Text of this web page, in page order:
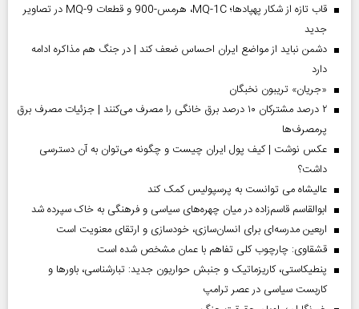
قاب تازه از شکار پهپادها؛ MQ-1C، هرمس-900 و قطعات MQ-9 در تصاویر
جدید
دشمن نباید از مواضع ایران احساس ضعف کند | در جنگ هم مذاکره ادامه
دارد
«جریان» تریبون نخبگان
۲ درصد مشترکان ۱۰ درصد برق خانگی را مصرف می‌کنند | جزئیات مصرف برق
پرمصرف‌ها
عکس نوشت | کیف پول ایران چیست و چگونه می‌توان به آن دسترسی
داشت؟
عالیشاه می توانست به پرسپولیس کمک کند
ابوالقاسم قاسم‌زاده در میان چهره‌های سیاسی و فرهنگی به خاک سپرده شد
اربعین مدرسه‌ای برای انسان‌سازی، خودسازی و ارتقای معنویت است
قشقاوی: چارچوب کلی تفاهم با عمان مشخص شده است
پنطیکاستی، کاریزماتیک و جنبش حواریون جدید: تبارشناسی، باور‌ها و
کاربست سیاسی در عصر ترامپ